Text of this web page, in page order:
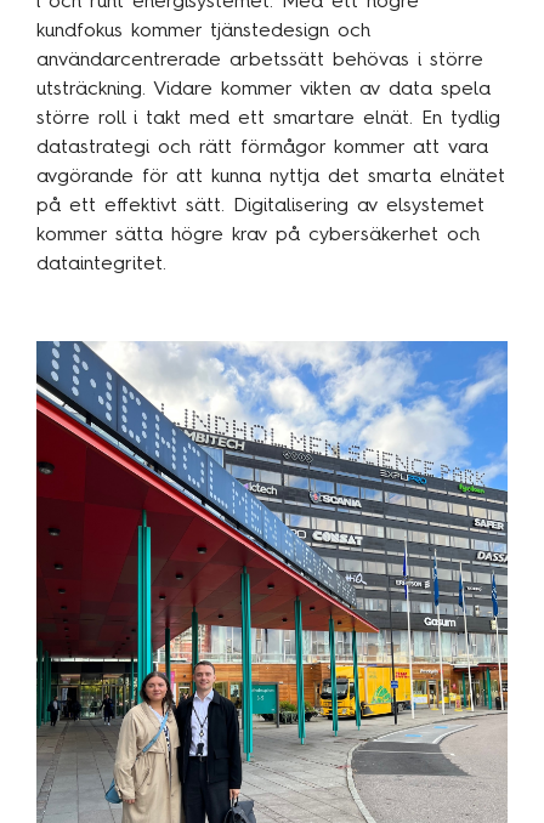
kundfokus kommer tjänstedesign och
användarcentrerade arbetssätt behövas i större
utsträckning. Vidare kommer vikten av data spela
större roll i takt med ett smartare elnät. En tydlig
datastrategi och rätt förmågor kommer att vara
avgörande för att kunna nyttja det smarta elnätet
på ett effektivt sätt. Digitalisering av elsystemet
kommer sätta högre krav på cybersäkerhet och
dataintegritet.